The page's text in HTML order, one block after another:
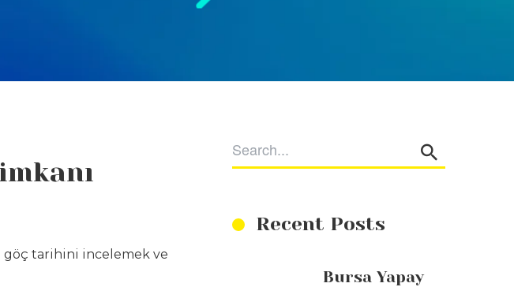
Recent Posts
Bursa Yapay
göç tarihini incelemek ve